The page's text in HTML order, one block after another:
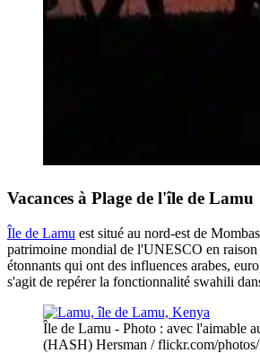
Vacances à Plage de l'île de Lamu
Île de Lamu est situé au nord-est de
patrimoine mondial de l'UNESCO en raison
étonnants qui ont des influences arabes,
s'agit de repérer la fonctionnalité swahili
Île de Lamu - Photo : avec l'aimable
(HASH) Hersman / flickr.com/